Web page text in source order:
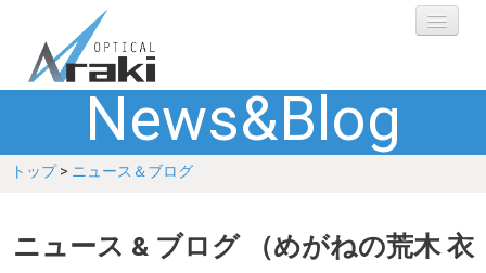
選ばれる理由
ブランド
News&Blog
トップ> ニュース＆ブログ
ニュース & ブログ （めがねの荒木 衣